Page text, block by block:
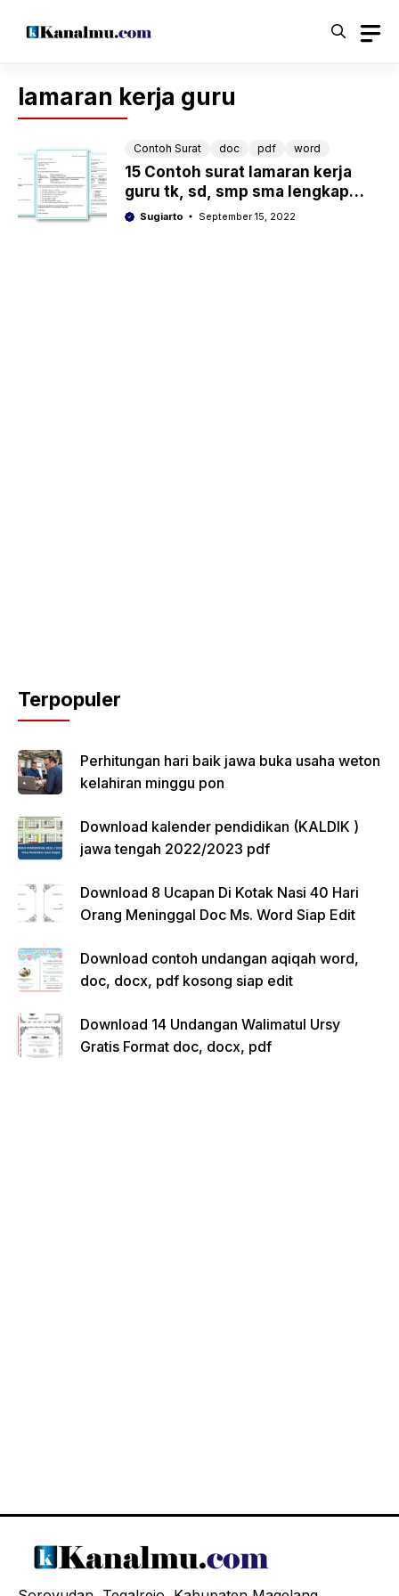
lamaran kerja guru
Contoh Surat doc pdf word
15 Contoh surat lamaran kerja
guru tk, sd, smp sma lengkap
bisa diedit
Sugiarto September 15, 2022
Terpopuler
Perhitungan hari baik jawa buka usaha weton
kelahiran minggu pon
Download kalender pendidikan (KALDIK )
jawa tengah 2022/2023 pdf
Download 8 Ucapan Di Kotak Nasi 40 Hari
Orang Meninggal Doc Ms. Word Siap Edit
Download contoh undangan aqiqah word,
doc, docx, pdf kosong siap edit
Download 14 Undangan Walimatul Ursy
Gratis Format doc, docx, pdf